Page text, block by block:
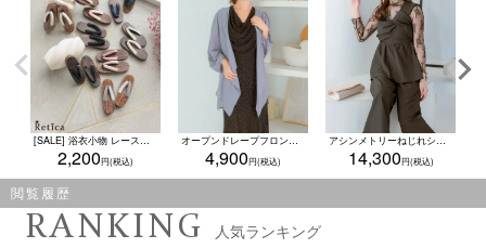
[SALE] 浴衣小物 レース＆ベロア 選べるニュアンスカラー焼き下駄単品
2,200
オープンドレープフロントシアーロングカーディガン結婚式 二次会(Mサイズ)
4,900
アシンメトリーねじれショルダー3ピースペプラムデザインパンツドレス 結婚式 二次会(Sサイズ～3Lサイズ)
14,300
閲覧履歴
RANKING 人気ランキング